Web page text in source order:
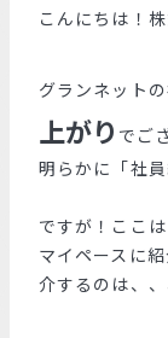
こんにちは！
グランネット
上がり でご
明らかに「社
ですが！ここ
マイペースに
介するのは、、